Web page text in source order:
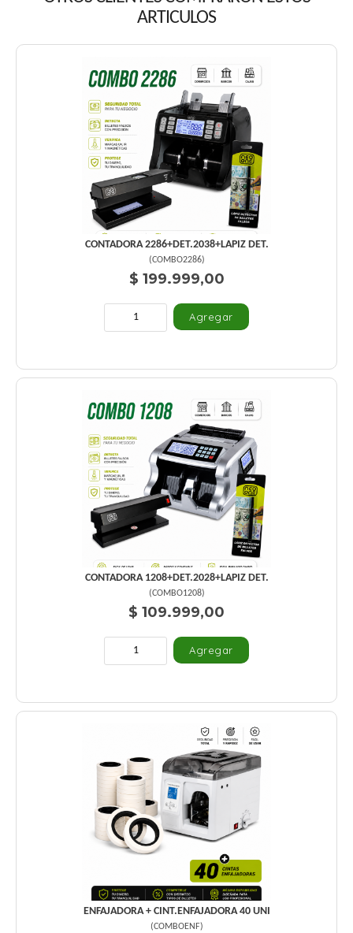
ARTICULOS
CONTADORA 2286+DET.2038+LAPIZ DET.
(COMBO2286)
$ 199.999,00
CONTADORA 1208+DET.2028+LAPIZ DET.
(COMBO1208)
$ 109.999,00
ENFAJADORA + CINT.ENFAJADORA 40 UNI
(COMBOENF)